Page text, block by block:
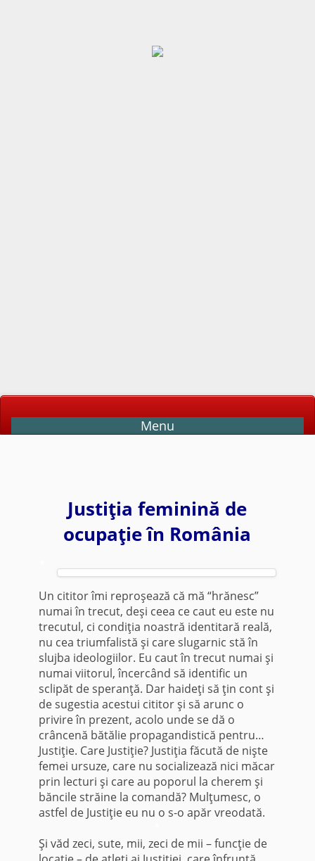
Menu
Justiţia feminină de
ocupaţie în România
Un cititor îmi reproşează că mă “hrănesc”
numai în trecut, deşi ceea ce caut eu este nu
trecutul, ci condiţia noastră identitară reală,
nu cea triumfalistă şi care slugarnic stă în
slujba ideologiilor. Eu caut în trecut numai şi
numai viitorul, încercând să identific un
sclipăt de speranţă. Dar haideţi să ţin cont şi
de sugestia acestui cititor şi să arunc o
privire în prezent, acolo unde se dă o
crâncenă bătălie propagandistică pentru…
Justiţie. Care Justiţie? Justiţia făcută de nişte
femei ursuze, care nu socializează nici măcar
prin lecturi şi care au poporul la cherem şi
băncile străine la comandă? Mulţumesc, o
astfel de Justiţie eu nu o s-o apăr vreodată.
Şi văd zeci, sute, mii, zeci de mii – funcţie de